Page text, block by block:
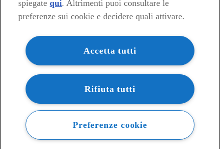
© 2020 Zanichelli Editore spa
Contatti e recapiti
my.zanichelli.it
Filiali e agenzie
Acquisti: informazioni precontrattuali
Area stampa
Privacy
spiegate qui. Altrimenti puoi consultare le
preferenze sui cookie e decidere quali attivare.
Accetta tutti
Rifiuta tutti
Preferenze cookie